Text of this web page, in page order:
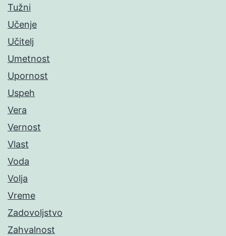
Tužni
Učenje
Učitelj
Umetnost
Upornost
Uspeh
Vera
Vernost
Vlast
Voda
Volja
Vreme
Zadovoljstvo
Zahvalnost